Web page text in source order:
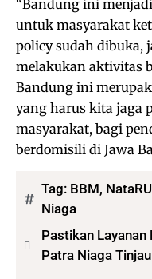
“Bandung ini
untuk masyarakat
policy sudah dibuka,
melakukan aktivitas
Bandung ini
yang harus kita jaga
masyarakat, bagi
berdomisili di Jawa
Tag: BBM, NataRU
Niaga
Pastikan
Patra Niaga